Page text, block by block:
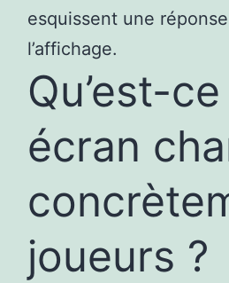
esquissent une
l’affichage.
Qu’est-
écran
joueurs ?